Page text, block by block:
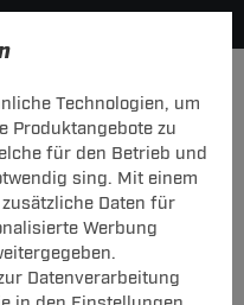
Technologien, um
Produktangebote zu
für den Betrieb und
sing. Mit einem
Daten für
Werbung
Datenverarbeitung
Tipo Kombi
Fiat Tipo